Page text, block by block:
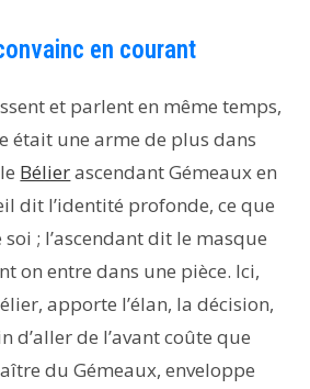
en courant
et parlent en même temps,
était une arme de plus dans
Bélierascendant Gémeaux en
dit l’identité profonde, ce que
soi ; l’ascendant dit le masque
on entre dans une pièce. Ici,
apporte l’élan, la décision,
d’aller de l’avant coûte que
du Gémeaux, enveloppe